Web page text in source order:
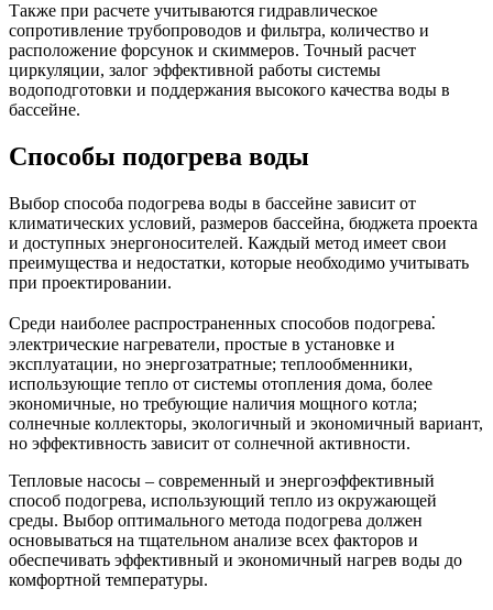
Также при расчете учитываются гидравлическое
сопротивление трубопроводов и фильтра, количество и
расположение форсунок и скиммеров. Точный расчет
циркуляции, залог эффективной работы системы
водоподготовки и поддержания высокого качества воды в
бассейне.
Способы подогрева воды
Выбор способа подогрева воды в бассейне зависит от
климатических условий, размеров бассейна, бюджета проекта
и доступных энергоносителей. Каждый метод имеет свои
преимущества и недостатки, которые необходимо учитывать
при проектировании.
Среди наиболее распространенных способов подогрева⁚
электрические нагреватели, простые в установке и
эксплуатации, но энергозатратные; теплообменники,
использующие тепло от системы отопления дома, более
экономичные, но требующие наличия мощного котла;
солнечные коллекторы, экологичный и экономичный вариант,
но эффективность зависит от солнечной активности.
Тепловые насосы – современный и энергоэффективный
способ подогрева, использующий тепло из окружающей
среды. Выбор оптимального метода подогрева должен
основываться на тщательном анализе всех факторов и
обеспечивать эффективный и экономичный нагрев воды до
комфортной температуры.